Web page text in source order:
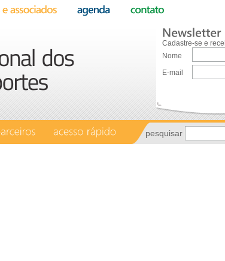
Cadastre-se e
Nome
E-mail
pesquisar